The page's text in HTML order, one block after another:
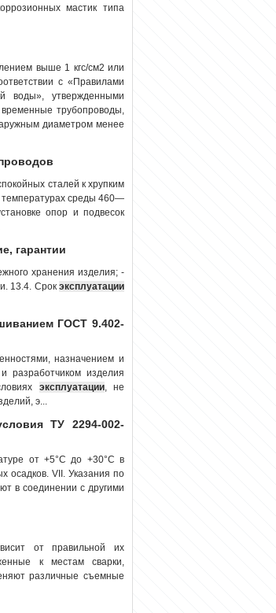
мастик типа
выше 1 кгс/см2 или
с «Правилами
воды», утвержденными
временные трубопроводы,
диаметром менее
сталей к хрупким
среды 460—
опор и подвесок
гарантии
хранения изделия; -
13.4. Срок эксплуатации
ГОСТ 9.402-
назначением и
разработчиком изделия
эксплуатации, не
э...
ТУ 2294-002-
от +5°С до +30°С в
осадков. VII. Указания по
в соединении с другими
от правильной их
к местам сварки,
различные съемные